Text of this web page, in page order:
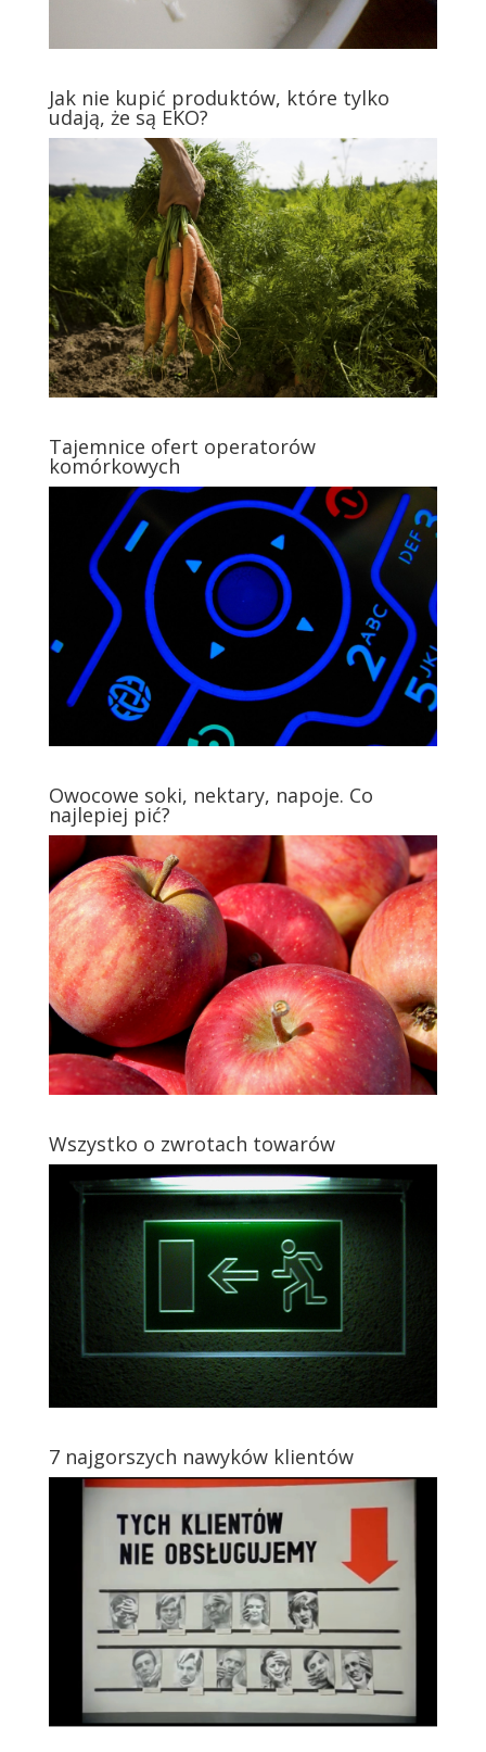
Jak nie kupić produktów, które tylko
udają, że są EKO?
Tajemnice ofert operatorów
komórkowych
Owocowe soki, nektary, napoje. Co
najlepiej pić?
Wszystko o zwrotach towarów
7 najgorszych nawyków klientów